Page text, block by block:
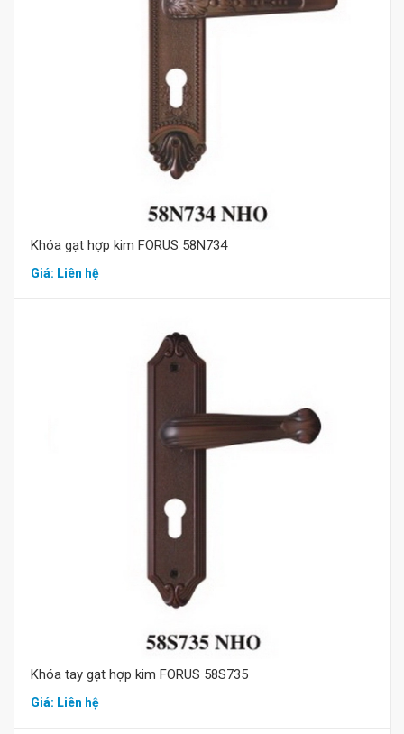
Mua hàng
Khóa gạt hợp kim FORUS 58N734
Giá: Liên hệ
Khóa tay gạt hợp kim FORUS 58S735
Giá: Liên hệ